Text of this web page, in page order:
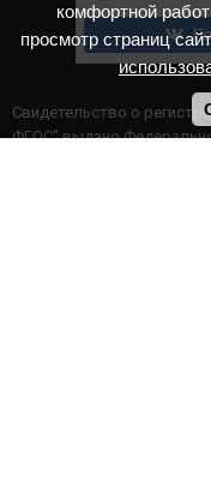
Cвидетельство о
ФГОС" выдано
комфортной
просмотр страниц